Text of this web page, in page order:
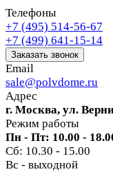
Телефоны
+7 (495) 514-56-67
+7 (499) 641-15-14
Заказать звонок
Email
sale@polvdome.ru
Адрес
г. Москва, ул.
Режим работы
Пн - Пт: 10.00 -
Сб: 10.30 - 15.00
Вс - выходной